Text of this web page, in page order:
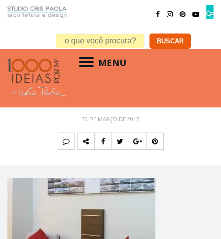
MENU
20170321153944786298u
30 DE MARÇO DE 2017